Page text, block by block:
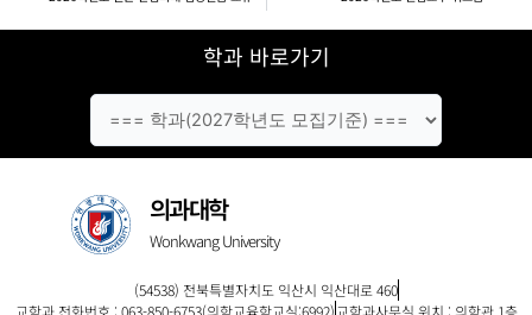
학과 바로가기
의과대학
Wonkwang University
(54538) 전북특별자치도 익산시 익산대로 460
교학과 전화번호 : 063-850-6753(의학교육학교실:6992)교학과사무실 위치 : 의학관 1층